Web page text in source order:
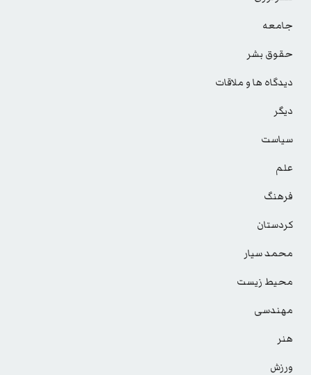
جامعه
حقوق بشر
دیدگاه ها و ملاقات
دیگر
سیاست
علم
فرهنگ
کردستان
محمد سیار
محیط زیست
مهندسی
هنر
ورزش